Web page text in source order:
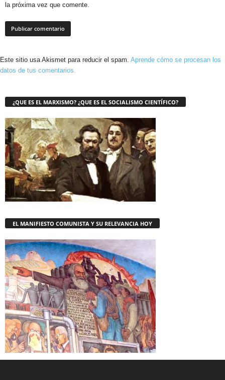
la próxima vez que comente.
Este sitio usa Akismet para reducir el spam. Aprende cómo se procesan los
datos de tus comentarios.
¿QUE ES EL MARXISMO? ¿QUE ES EL SOCIALISMO CIENTÍFICO?
EL MANIFIESTO COMUNISTA Y SU RELEVANCIA HOY